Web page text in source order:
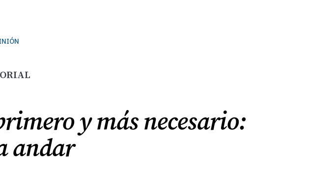
y más necesario:
andar